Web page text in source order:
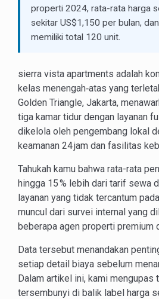
properti 2024, rata-rata harga
sekitar US$1,150 per bulan,
memiliki total 120 unit.
sierra vista apartments adalah
kelas menengah‑atas yang
Golden Triangle, Jakarta,
tiga kamar tidur dengan layanan
dikelola oleh pengembang lokal
keamanan 24 jam dan fasilitas
Tahukah kamu bahwa rata-rata
hingga 15 % lebih dari tarif sewa
layanan yang tidak tercantum
muncul dari survei internal yang
beberapa agen properti premium
Data tersebut menandakan
setiap detail biaya sebelum
Dalam artikel ini, kami mengupas
tersembunyi di balik label harga